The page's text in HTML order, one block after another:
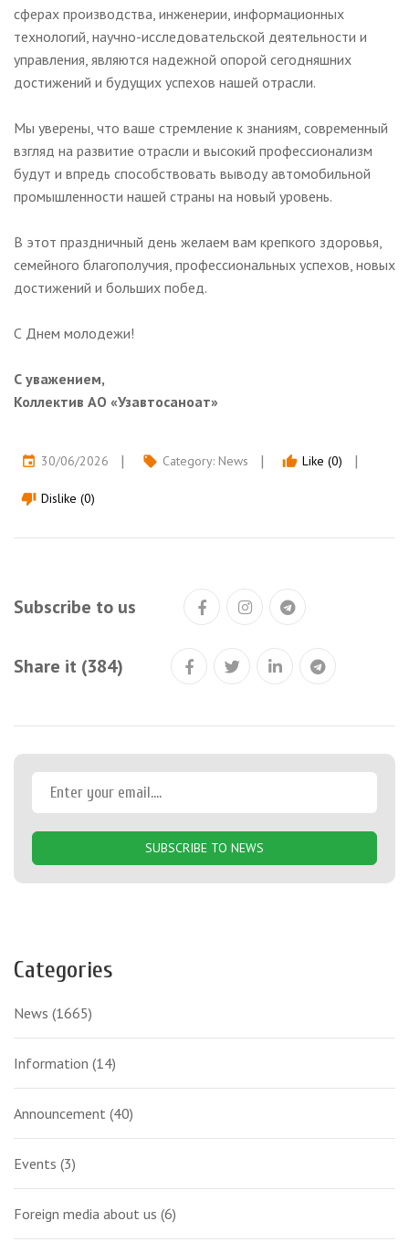
сферах производства, инженерии, информационных
технологий, научно-исследовательской деятельности и
управления, являются надежной опорой сегодняшних
достижений и будущих успехов нашей отрасли.
Мы уверены, что ваше стремление к знаниям, современный
взгляд на развитие отрасли и высокий профессионализм
будут и впредь способствовать выводу автомобильной
промышленности нашей страны на новый уровень.
В этот праздничный день желаем вам крепкого здоровья,
семейного благополучия, профессиональных успехов, новых
достижений и больших побед.
С Днем молодежи!
С уважением,
Коллектив АО «Узавтосаноат»
event 30/06/2026 local_offer Category: News thumb_up Like (0)
thumb_down Dislike (0)
Subscribe to us
Share it (384)
SUBSCRIBE TO NEWS
Categories
News (1665)
Information (14)
Announcement (40)
Events (3)
Foreign media about us (6)